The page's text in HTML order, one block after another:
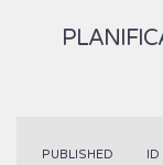
PUBLISHED ID